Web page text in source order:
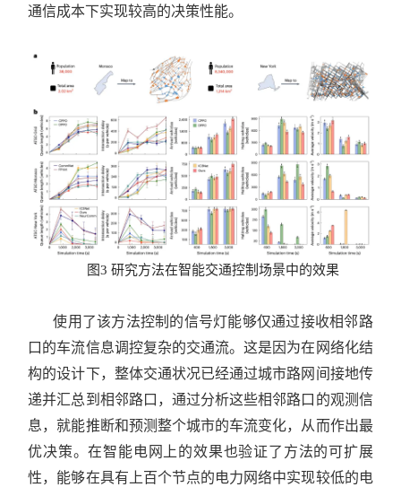
通信成本下实现较高的决策性能。
图3 研究方法在智能交通控制场景中的效果
使用了该方法控制的信号灯能够仅通过接收相邻路
口的车流信息调控复杂的交通流。这是因为在网络化结
构的设计下，整体交通状况已经通过城市路网间接地传
递并汇总到相邻路口，通过分析这些相邻路口的观测信
息，就能推断和预测整个城市的车流变化，从而作出最
优决策。在智能电网上的效果也验证了方法的可扩展
性，能够在具有上百个节点的电力网络中实现较低的电